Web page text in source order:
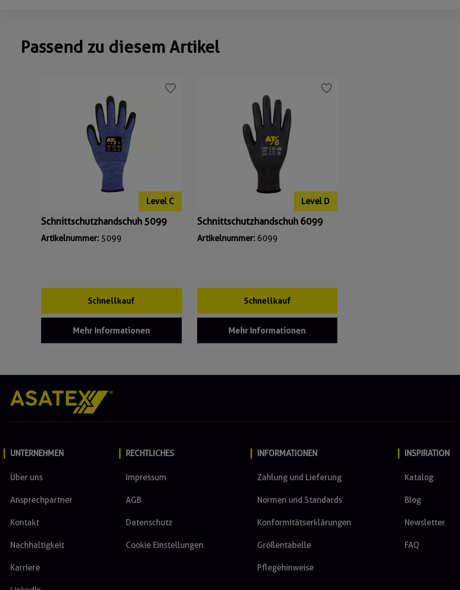
Passend zu diesem Artikel
Level C
Schnittschutzhandschuh 5099
Artikelnummer: 5099
Schnellkauf
Mehr Informationen
Level D
Schnittschutzhandschuh 6099
Artikelnummer: 6099
Schnellkauf
Mehr Informationen
UNTERNEHMEN
Über uns
Ansprechpartner
Kontakt
Nachhaltigkeit
Karriere
RECHTLICHES
Impressum
AGB
Datenschutz
Cookie Einstellungen
INFORMATIONEN
Zahlung und Lieferung
Normen und Standards
Konformitätserklärungen
Größentabelle
Pflegehinweise
INSPIRATION
Katalog
Blog
Newsletter
FAQ